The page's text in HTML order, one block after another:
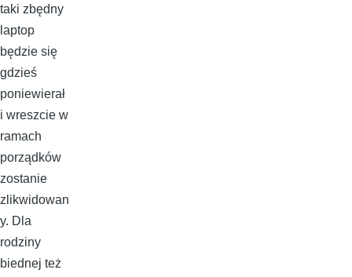
taki zbędny
laptop
będzie się
gdzieś
poniewierał
i wreszcie w
ramach
porządków
zostanie
zlikwidowan
y. Dla
rodziny
biednej też